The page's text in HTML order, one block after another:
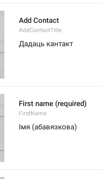
Add Contact
AddContactTitle
Дадаць кантакт
First name (required)
FirstName
Імя (абавязкова)